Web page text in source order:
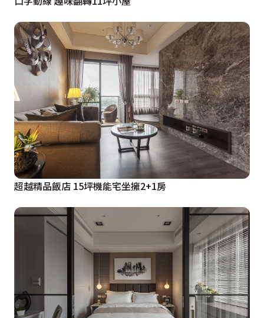
超越精品飯店 15坪機能宅坐擁2+1房